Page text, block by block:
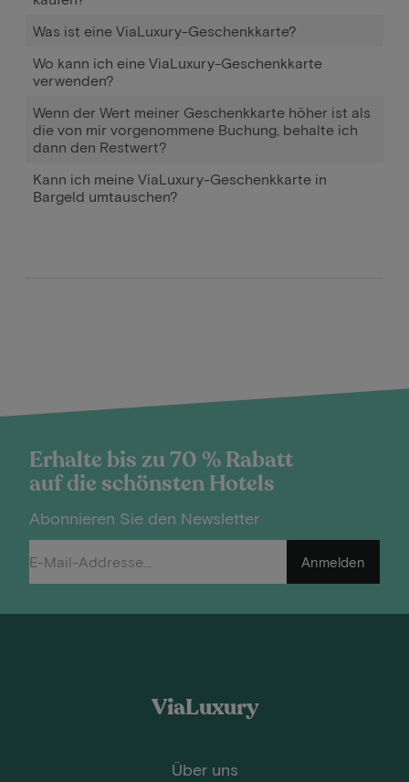
Was ist eine ViaLuxury-Geschenkkarte?
Wo kann ich eine ViaLuxury-Geschenkkarte
verwenden?
Wenn der Wert meiner Geschenkkarte höher ist als
die von mir vorgenommene Buchung, behalte ich
dann den Restwert?
Kann ich meine ViaLuxury-Geschenkkarte in
Bargeld umtauschen?
Erhalte bis zu 70 % Rabatt
auf die schönsten Hotels
Abonnieren Sie den Newsletter
Anmelden
ViaLuxury
Über uns